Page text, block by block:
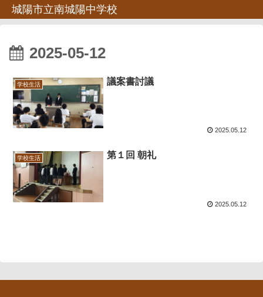
城陽市立南城陽中学校
2025-05-12
学校生活 議案書討議
2025.05.12
学校生活 第１回 朝礼
2025.05.12